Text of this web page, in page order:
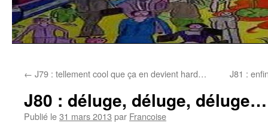
← J79 : tellement cool que ça en devient hard… J81 :
J80 : déluge, déluge, déluge…
Publié le31 mars 2013 par Francoise